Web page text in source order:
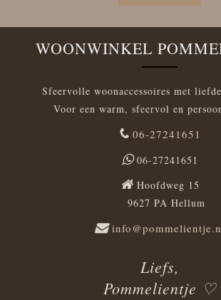
WOONWINKEL
Sfeervolle woonaccessoires met
Voor een warm, sfeervol en
06-27241651
06-27241651
Hoofdweg 15
9627 PA Hellum
Liefs,
Pommelientje ♡